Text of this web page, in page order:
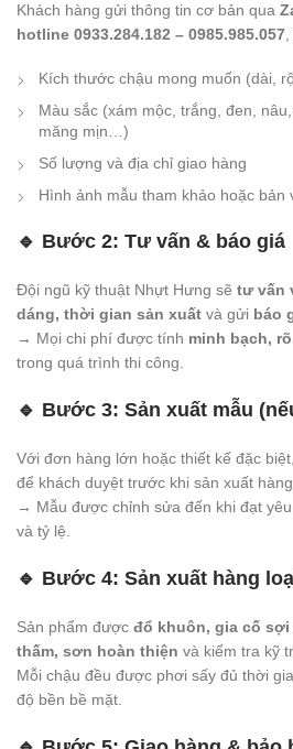
Khách hàng gửi thông tin cơ bản qua
hotline 0933.284.182 – 0985.985.057
Kích thước chậu mong muốn (dài,
Màu sắc (xám mộc, trắng, đen,
măng mịn…)
Số lượng và địa chỉ giao hàng
Hình ảnh mẫu tham khảo hoặc bản
🔹 Bước 2: Tư vấn & báo giá
Đội ngũ kỹ thuật Nhựt Hưng sẽ tư vấn
dáng, thời gian sản xuất và gửi báo
→ Mọi chi phí được tính minh bạch,
trong quá trình thi công.
🔹 Bước 3: Sản xuất mẫu
Với đơn hàng lớn hoặc thiết kế đặc
để khách duyệt trước khi sản xuất hàng
→ Mẫu được chỉnh sửa đến khi đạt
và tỷ lệ.
🔹 Bước 4: Sản xuất hàng
Sản phẩm được đổ khuôn, gia cố
thấm, sơn hoàn thiện và kiểm tra kỹ
Mỗi chậu đều được phơi sấy đủ thời
độ bền bề mặt.